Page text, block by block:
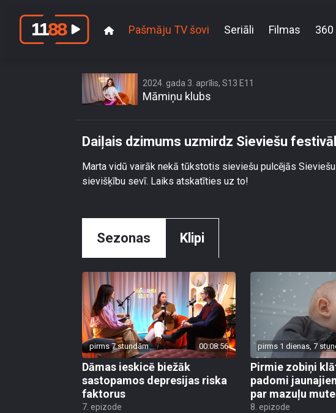
Pašmāju TV šovi Seriāli Filmas 360
2024. gada 3. aprīlis, S13 E11
Māmiņu klubs
Daiļais dzimums uzmirdz Sieviešu
Marta vidū vairāk nekā tūkstotis sieviešu pulcējās
sievišķību sevī. Laiks atskatīties uz to!
Sezonas Klipi
pirms 7 stundām 00:08:56
Dāmas ieskicē biežāk
sastopamos depresijas riska
faktorus
7. epizode
pirms 1 dienas, 7
Pirmie zobiņi
padomi
par mazuļu
8. epizode